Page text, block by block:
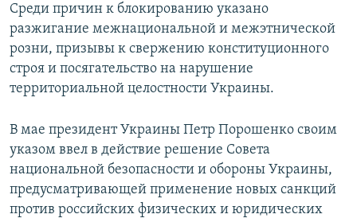
Среди причин к блокированию указано
разжигание межнациональной и межэтнической
розни, призывы к свержению конституционного
строя и посягательство на нарушение
территориальной целостности Украины.
В мае президент Украины Петр Порошенко своим
указом ввел в действие решение Совета
национальной безопасности и обороны Украины,
предусматривающей применение новых санкций
против российских физических и юридических